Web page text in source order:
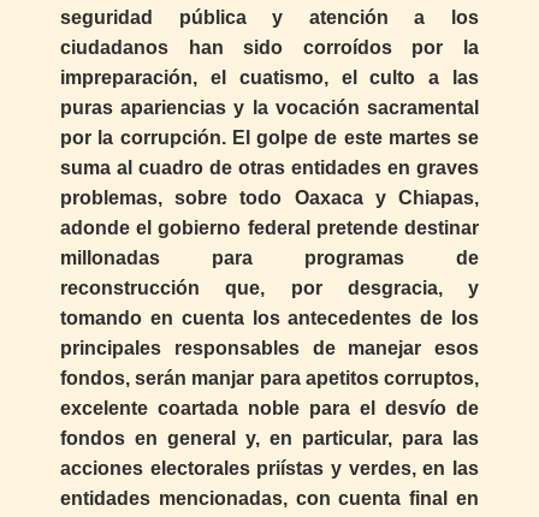
seguridad pública y atención a los
ciudadanos han sido corroídos por la
impreparación, el cuatismo, el culto a las
puras apariencias y la vocación sacramental
por la corrupción. El golpe de este martes se
suma al cuadro de otras entidades en graves
problemas, sobre todo Oaxaca y Chiapas,
adonde el gobierno federal pretende destinar
millonadas para programas de
reconstrucción que, por desgracia, y
tomando en cuenta los antecedentes de los
principales responsables de manejar esos
fondos, serán manjar para apetitos corruptos,
excelente coartada noble para el desvío de
fondos en general y, en particular, para las
acciones electorales priístas y verdes, en las
entidades mencionadas, con cuenta final en